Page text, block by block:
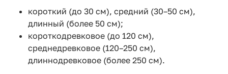
короткий (до 30 см), средний (30–50 см),
длинный (более 50 см);
короткодревковое (до 120 см),
среднедревковое (120–250 см),
длиннодревковое (более 250 см).